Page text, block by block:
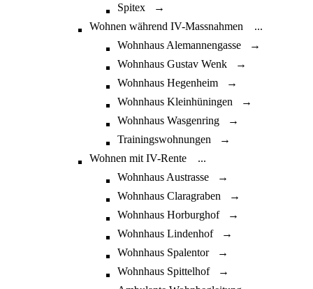
Spitex →
Wohnen während IV-Massnahmen
...
Wohnhaus Alemannengasse →
Wohnhaus Gustav Wenk →
Wohnhaus Hegenheim →
Wohnhaus Kleinhüningen →
Wohnhaus Wasgenring →
Trainingswohnungen →
Wohnen mit IV-Rente
...
Wohnhaus Austrasse →
Wohnhaus Claragraben →
Wohnhaus Horburghof →
Wohnhaus Lindenhof →
Wohnhaus Spalentor →
Wohnhaus Spittelhof →